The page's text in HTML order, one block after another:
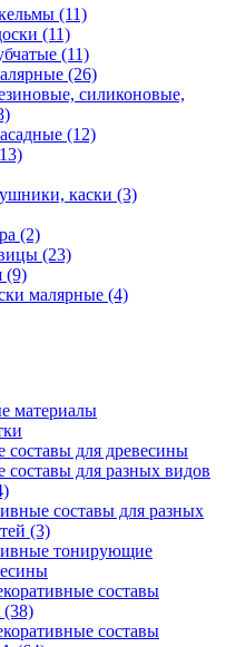
(11)
(11)
(11)
(26)
силиконовые,
(12)
каски (3)
(2)
(23)
(9)
малярные (4)
материалы
составы для древесины
составы для разных видов
составы для разных
(3)
тонирующие
составы
(38)
составы